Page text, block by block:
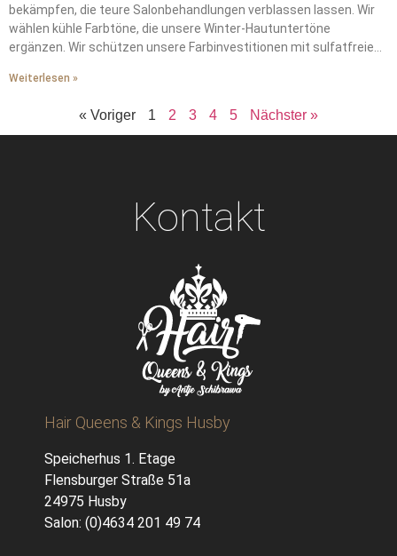
bekämpfen, die teure Salonbehandlungen verblassen lassen. Wir
wählen kühle Farbtöne, die unsere Winter-Hautuntertöne
ergänzen. Wir schützen unsere Farbinvestitionen mit sulfatfreien
lauwarmem Wasser. Wir schützen unsere Haare vor Windschäden
Heizungsluft gestohlene Feuchtigkeit durch wöchentliche
grundlegenden Schritte die ganze Saison über salonfrische
Weiterlesen »
« Voriger 1 2 3 4 5 Nächster »
Kontakt
Hair Queens & Kings Husby
Speicherhus 1. Etage
Flensburger Straße 51a
24975 Husby
Salon: (0)4634 201 49 74